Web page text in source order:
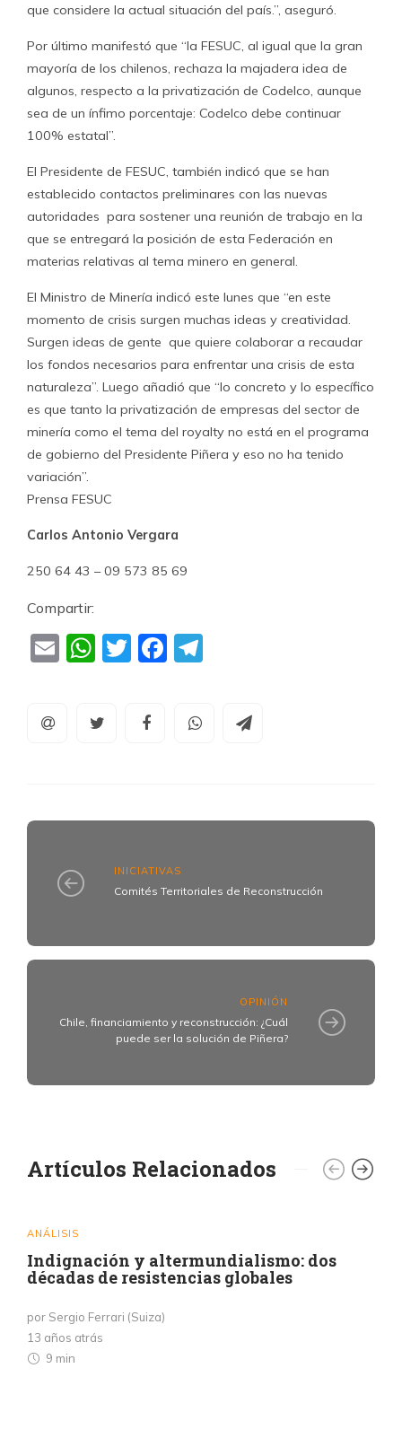
que considere la actual situación del país.”, aseguró.
Por último manifestó que “la FESUC, al igual que la gran
mayoría de los chilenos, rechaza la majadera idea de
algunos, respecto a la privatización de Codelco, aunque
sea de un ínfimo porcentaje: Codelco debe continuar
100% estatal”.
El Presidente de FESUC, también indicó que se han
establecido contactos preliminares con las nuevas
autoridades para sostener una reunión de trabajo en la
que se entregará la posición de esta Federación en
materias relativas al tema minero en general.
El Ministro de Minería indicó este lunes que “en este
momento de crisis surgen muchas ideas y creatividad.
Surgen ideas de gente que quiere colaborar a recaudar
los fondos necesarios para enfrentar una crisis de esta
naturaleza”. Luego añadió que “lo concreto y lo específico
es que tanto la privatización de empresas del sector de
minería como el tema del royalty no está en el programa
de gobierno del Presidente Piñera y eso no ha tenido
variación”.
Prensa FESUC
Carlos Antonio Vergara
250 64 43 – 09 573 85 69
Compartir:
EmailWhatsApp
TwitterFacebook
INICIATIVAS
Comités Territoriales de Reconstrucción
OPINIÓN
Chile, financiamiento y reconstrucción: ¿Cuál
puede ser la solución de Piñera?
Artículos Relacionados
ANÁLISIS
Indignación y altermundialismo: dos
décadas de resistencias globales
por Sergio Ferrari (Suiza)
13 años atrás
9 min